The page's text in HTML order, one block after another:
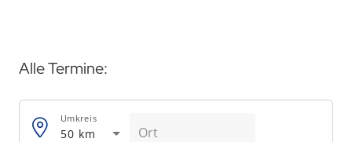
Alle Termine:
50 km
Umkreis